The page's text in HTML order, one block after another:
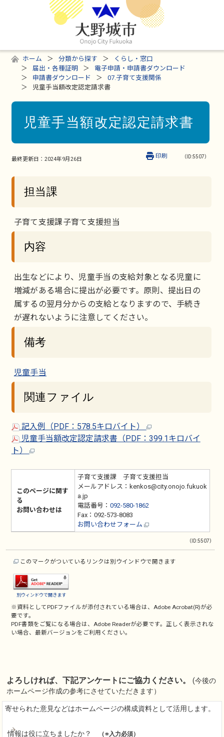
ホーム 分類から探す
くらし・窓口
届出・各種証明
電子申請・申請書ダウンロード
申請書ダウンロード
07.子育て支援関係
児童手当額改定認定請求書
児童手当額改定認定請求書
最終更新日： 2024年9月26日 （ID:5507）
印刷
担当課
子育て支援課子育て支援担当
内容
出生などにより、児童手当の支給対象となる児童に
増減がある場合に提出が必要です。原則、提出日の
属するの翌月分からの支給となりますので、手続き
が遅れないように注意してください。
備考
児童手当
関連ファイル
記入例（PDF：578.5キロバイト）
児童手当額改定認定請求書（PDF：399.1キロバイ
ト）
このページに関す
る
お問い合わせは
子育て支援課 子育て支援担当
メールアドレス：kenkos@city.onojo.fukuok
a.jp
電話番号： 092-580-1862
Fax：092-573-8083
お問い合わせフォーム
（ID:5507）
このマークがついているリンクは別ウインドウで開きます
別ウィンドウで開きます
※資料としてPDFファイルが添付されている場合は、Adobe Acrobat(R)が必
要です。
PDF書類をご覧になる場合は、Adobe Readerが必要です。正しく表示されな
い場合、最新バージョンをご利用ください。